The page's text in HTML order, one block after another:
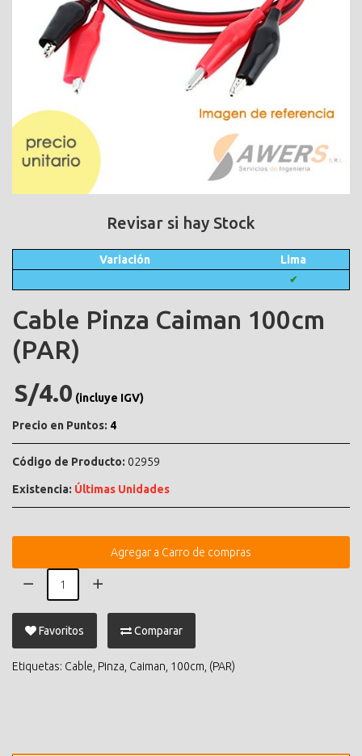
Revisar si hay Stock
Variación Lima
✔
Cable Pinza Caiman 100cm
(PAR)
S/4.0 (incluye IGV)
Precio en Puntos: 4
Código de Producto: 02959
Existencia: Últimas Unidades
Agregar a Carro de compras
Favoritos Comparar
Etiquetas: Cable Pinza Caiman 100cm (PAR)